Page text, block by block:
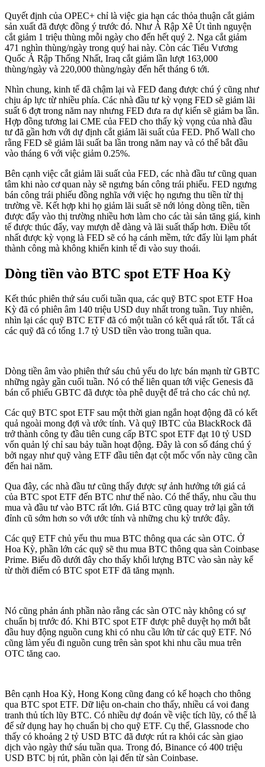
Quyết định của OPEC+ chỉ là việc gia hạn các thỏa thuận cắt giảm
sản xuất đã được đồng ý trước đó. Như Ả Rập Xê Út tình nguyện
cắt giảm 1 triệu thùng mỗi ngày cho đến hết quý 2. Nga cắt giảm
471 nghìn thùng/ngày trong quý hai này. Còn các Tiểu Vương
Quốc Ả Rập Thống Nhất, Iraq cắt giảm lần lượt 163,000
thùng/ngày và 220,000 thùng/ngày đến hết tháng 6 tới.
Nhìn chung, kinh tế đã chậm lại và FED đang được chú ý cũng như
chịu áp lực từ nhiều phía. Các nhà đầu tư kỳ vọng FED sẽ giảm lãi
suất 6 đợt trong năm nay nhưng FED đưa ra dự kiến sẽ giảm ba lần.
Hợp đồng tương lai CME của FED cho thấy kỳ vọng của nhà đầu
tư đã gần hơn với dự định cắt giảm lãi suất của FED. Phố Wall cho
rằng FED sẽ giảm lãi suất ba lần trong năm nay và có thể bắt đầu
vào tháng 6 với việc giảm 0.25%.
Bên cạnh việc cắt giảm lãi suất của FED, các nhà đầu tư cũng quan
tâm khi nào cơ quan này sẽ ngưng bán công trái phiếu. FED ngưng
bán công trái phiếu đồng nghĩa với việc họ ngưng thu tiền từ thị
trường về. Kết hợp khi họ giảm lãi suất sẽ nới lỏng dòng tiền, tiền
được đẩy vào thị trường nhiều hơn làm cho các tài sản tăng giá, kinh
tế được thúc đẩy, vay mượn dễ dàng và lãi suất thấp hơn. Điều tốt
nhất được kỳ vọng là FED sẽ có hạ cánh mềm, tức đẩy lùi lạm phát
thành công mà không khiến kinh tế đi vào suy thoái.
Dòng tiền vào BTC spot ETF Hoa Kỳ
Kết thúc phiên thứ sáu cuối tuần qua, các quỹ BTC spot ETF Hoa
Kỳ đã có phiên âm 140 triệu USD duy nhất trong tuần. Tuy nhiên,
nhìn lại các quỹ BTC ETF đã có một tuần có kết quả rất tốt. Tất cả
các quỹ đã có tổng 1.7 tỷ USD tiền vào trong tuần qua.
Dòng tiền âm vào phiên thứ sáu chủ yếu do lực bán mạnh từ GBTC
những ngày gần cuối tuần. Nó có thể liên quan tới việc Genesis đã
bán cổ phiếu GBTC đã được tòa phê duyệt để trả cho các chủ nợ.
Các quỹ BTC spot ETF sau một thời gian ngắn hoạt động đã có kết
quả ngoài mong đợi và ước tính. Và quỹ IBTC của BlackRock đã
trở thành công ty đầu tiên cung cấp BTC spot ETF đạt 10 tỷ USD
vốn quản lý chỉ sau bảy tuần hoạt động. Đây là con số đáng chú ý
bởi ngay như quỹ vàng ETF đầu tiên đạt cột mốc vốn này cũng cần
đến hai năm.
Qua đây, các nhà đầu tư cũng thấy được sự ảnh hưởng tới giá cả
của BTC spot ETF đến BTC như thế nào. Có thể thấy, nhu cầu thu
mua và đầu tư vào BTC rất lớn. Giá BTC cũng quay trở lại gần tới
đỉnh cũ sớm hơn so với ước tính và những chu kỳ trước đây.
Các quỹ ETF chủ yếu thu mua BTC thông qua các sàn OTC. Ở
Hoa Kỳ, phần lớn các quỹ sẽ thu mua BTC thông qua sàn Coinbase
Prime. Biểu đồ dưới đây cho thấy khối lượng BTC vào sàn này kể
từ thời điểm có BTC spot ETF đã tăng mạnh.
Nó cũng phản ánh phần nào rằng các sàn OTC này không có sự
chuẩn bị trước đó. Khi BTC spot ETF được phê duyệt họ mới bắt
đầu huy động nguồn cung khi có nhu cầu lớn từ các quỹ ETF. Nó
cũng làm yếu đi nguồn cung trên sàn spot khi nhu cầu mua trên
OTC tăng cao.
Bên cạnh Hoa Kỳ, Hong Kong cũng đang có kế hoạch cho thông
qua BTC spot ETF. Dữ liệu on-chain cho thấy, nhiều cá voi đang
tranh thủ tích lũy BTC. Có nhiều dự đoán về việc tích lũy, có thể là
để sử dụng hay họ chuẩn bị cho quỹ ETF. Cụ thể, Glassnode cho
thấy có khoảng 2 tỷ USD BTC đã được rút ra khỏi các sàn giao
dịch vào ngày thứ sáu tuần qua. Trong đó, Binance có 400 triệu
USD BTC bị rút, phần còn lại đến từ sàn Coinbase.